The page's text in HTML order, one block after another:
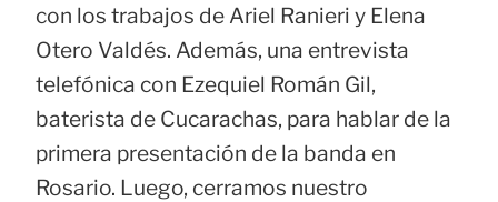
con los trabajos de Ariel Ranieri y Elena
Otero Valdés. Además, una entrevista
telefónica con Ezequiel Román Gil,
baterista de Cucarachas, para hablar de la
primera presentación de la banda en
Rosario. Luego, cerramos nuestro